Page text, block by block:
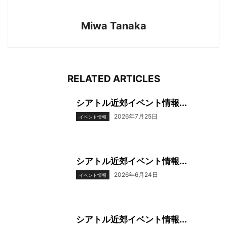
Miwa Tanaka
RELATED ARTICLES
シアトル近郊イベント情報...
イベント情報 2026年7月25日
シアトル近郊イベント情報...
イベント情報 2026年6月24日
シアトル近郊イベント情報...